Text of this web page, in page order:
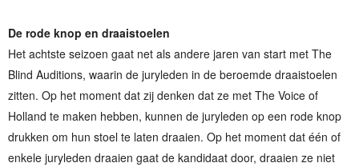
De rode knop en draaistoelen
Het achtste seizoen gaat net als andere jaren van start met The
Blind Auditions, waarin de juryleden in de beroemde draaistoelen
zitten. Op het moment dat zij denken dat ze met The Voice of
Holland te maken hebben, kunnen de juryleden op een rode knop
drukken om hun stoel te laten draaien. Op het moment dat één of
enkele juryleden draaien gaat de kandidaat door, draaien ze niet